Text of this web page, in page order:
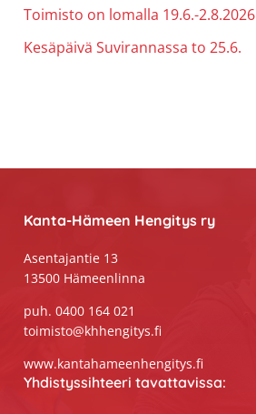
Toimisto on lomalla 19.6.-2.8.2026
Kesäpäivä Suvirannassa to 25.6.
Kanta-Hämeen Hengitys ry
Asentajantie 13
13500 Hämeenlinna
puh. 0400 164 021
toimisto@khhengitys.fi
www.kantahameenhengitys.fi
Yhdistyssihteeri tavattavissa: